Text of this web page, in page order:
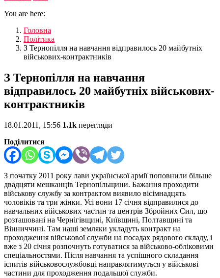
You are here:
Головна
Політика
З Тернопілля на навчання відправилось 20 майбутніх
військових-контрактників
З Тернопілля на навчання
відправилось 20 майбутніх військових-
контрактників
18.01.2011, 15:56 1.1k перегляди
Поділитися
З початку 2011 року лави української армії поповнили більше
двадцяти мешканців Тернопільщини. Бажання проходити
військову службу за контрактом виявило вісімнадцять
чоловіків та три жінки. Усі вони 17 січня відправилися до
навчальних військових частин та центрів Збройних Сил, що
розташовані на Чернігівщині, Київщині, Полтавщині та
Вінниччині. Там наші земляки укладуть контракт на
проходження військової служби на посадах рядового складу, і
вже з 20 січня розпочнуть готуватися за військово-обліковими
спеціальностями. Після навчання та успішного складання
іспитів військовослужбовці направлятимуться у військові
частини для проходження подальшої служби.